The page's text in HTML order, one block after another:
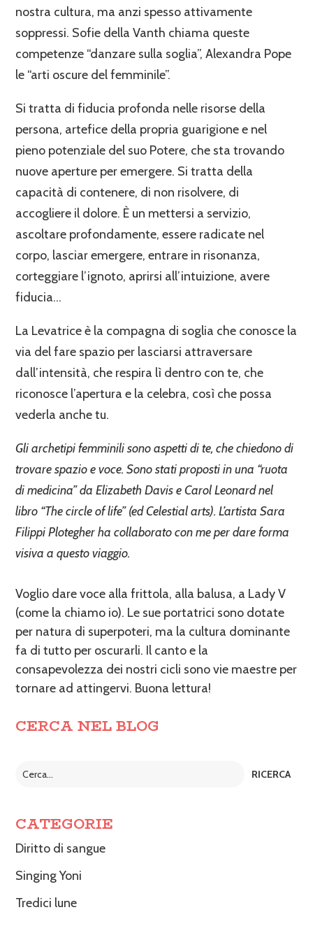
nostra cultura, ma anzi spesso attivamente
soppressi. Sofie della Vanth chiama queste
competenze “danzare sulla soglia”, Alexandra Pope
le “arti oscure del femminile”.
Si tratta di fiducia profonda nelle risorse della
persona, artefice della propria guarigione e nel
pieno potenziale del suo Potere, che sta trovando
nuove aperture per emergere. Si tratta della
capacità di contenere, di non risolvere, di
accogliere il dolore. È un mettersi a servizio,
ascoltare profondamente, essere radicate nel
corpo, lasciar emergere, entrare in risonanza,
corteggiare l’ignoto, aprirsi all’intuizione, avere
fiducia…
La Levatrice è la compagna di soglia che conosce la
via del fare spazio per lasciarsi attraversare
dall’intensità, che respira lì dentro con te, che
riconosce l’apertura e la celebra, così che possa
vederla anche tu.
Gli archetipi femminili sono aspetti di te, che chiedono di
trovare spazio e voce. Sono stati proposti in una “ruota
di medicina” da Elizabeth Davis e Carol Leonard nel
libro “The circle of life” (ed Celestial arts). L’artista Sara
Filippi Plotegher ha collaborato con me per dare forma
visiva a questo viaggio.
Voglio dare voce alla frittola, alla balusa, a Lady V
(come la chiamo io). Le sue portatrici sono dotate
per natura di superpoteri, ma la cultura dominante
fa di tutto per oscurarli. Il canto e la
consapevolezza dei nostri cicli sono vie maestre per
tornare ad attingervi. Buona lettura!
CERCA NEL BLOG
CATEGORIE
Diritto di sangue
Singing Yoni
Tredici lune